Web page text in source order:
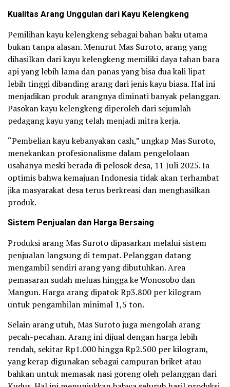
Kualitas Arang Unggulan dari Kayu Kelengkeng
Pemilihan kayu kelengkeng sebagai bahan baku utama
bukan tanpa alasan. Menurut Mas Suroto, arang yang
dihasilkan dari kayu kelengkeng memiliki daya tahan bara
api yang lebih lama dan panas yang bisa dua kali lipat
lebih tinggi dibanding arang dari jenis kayu biasa. Hal ini
menjadikan produk arangnya diminati banyak pelanggan.
Pasokan kayu kelengkeng diperoleh dari sejumlah
pedagang kayu yang telah menjadi mitra kerja.
“Pembelian kayu kebanyakan cash,” ungkap Mas Suroto,
menekankan profesionalisme dalam pengelolaan
usahanya meski berada di pelosok desa, 11 Juli 2025. Ia
optimis bahwa kemajuan Indonesia tidak akan terhambat
jika masyarakat desa terus berkreasi dan menghasilkan
produk.
Sistem Penjualan dan Harga Bersaing
Produksi arang Mas Suroto dipasarkan melalui sistem
penjualan langsung di tempat. Pelanggan datang
mengambil sendiri arang yang dibutuhkan. Area
pemasaran sudah meluas hingga ke Wonosobo dan
Mangun. Harga arang dipatok Rp3.800 per kilogram
untuk pengambilan minimal 1,5 ton.
Selain arang utuh, Mas Suroto juga mengolah arang
pecah-pecahan. Arang ini dijual dengan harga lebih
rendah, sekitar Rp1.000 hingga Rp2.500 per kilogram,
yang kerap digunakan sebagai campuran briket atau
bahkan untuk memasak nasi goreng oleh pelanggan dari